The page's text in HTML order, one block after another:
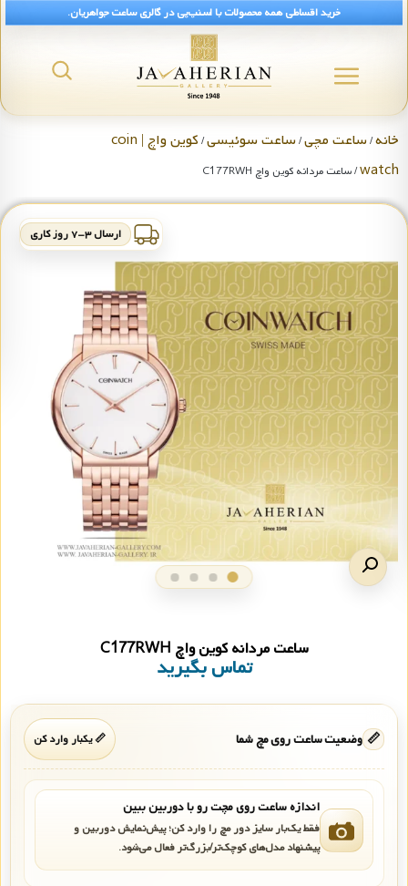
خرید اقساطی همه محصولات با اسنپ‌پی در گالری ساعت جواهریان.
خانه/ساعت مچی/ساعت سوئیسی/
کوین واچ | coin
watch/ ساعت مردانه کوین واچ C177RWH
ارسال ۳-۷ روز کاری
ساعت مردانه کوین واچ C177RWH
تماس بگیرید
📏 وضعیت ساعت روی مچ شما 📏 یکبار وارد کن
اندازه ساعت روی مچت رو با دوربین ببین
فقط یک‌بار سایز دور مچ را وارد کن؛ پیش‌نمایش دوربین و
پیشنهاد مدل‌های کوچک‌تر/بزرگ‌تر فعال می‌شود.